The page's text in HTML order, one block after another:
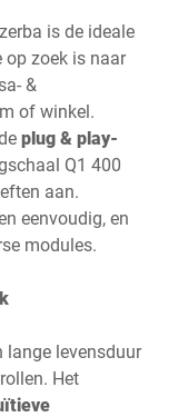
is de ideale
op zoek is naar
&
of winkel.
plug & play-
Q1 400
aan.
eenvoudig, en
modules.
lange levensduur
Het